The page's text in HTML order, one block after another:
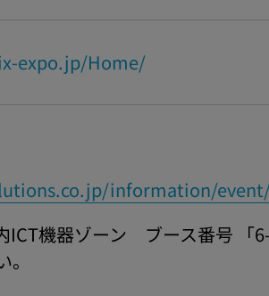
expo.jp/Home/
information/
機器ゾーン ブース番号 「